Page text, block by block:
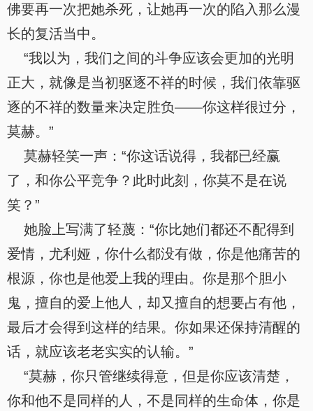
佛要再一次把她杀死，让她再一次的陷入那么漫
长的复活当中。
“我以为，我们之间的斗争应该会更加的光明
正大，就像是当初驱逐不祥的时候，我们依靠驱
逐的不祥的数量来决定胜负——你这样很过分，
莫赫。”
莫赫轻笑一声：“你这话说得，我都已经赢
了，和你公平竞争？此时此刻，你莫不是在说
笑？”
她脸上写满了轻蔑：“你比她们都还不配得到
爱情，尤利娅，你什么都没有做，你是他痛苦的
根源，你也是他爱上我的理由。你是那个胆小
鬼，擅自的爱上他人，却又擅自的想要占有他，
最后才会得到这样的结果。你如果还保持清醒的
话，就应该老老实实的认输。”
“莫赫，你只管继续得意，但是你应该清楚，
你和他不是同样的人，不是同样的生命体，你是